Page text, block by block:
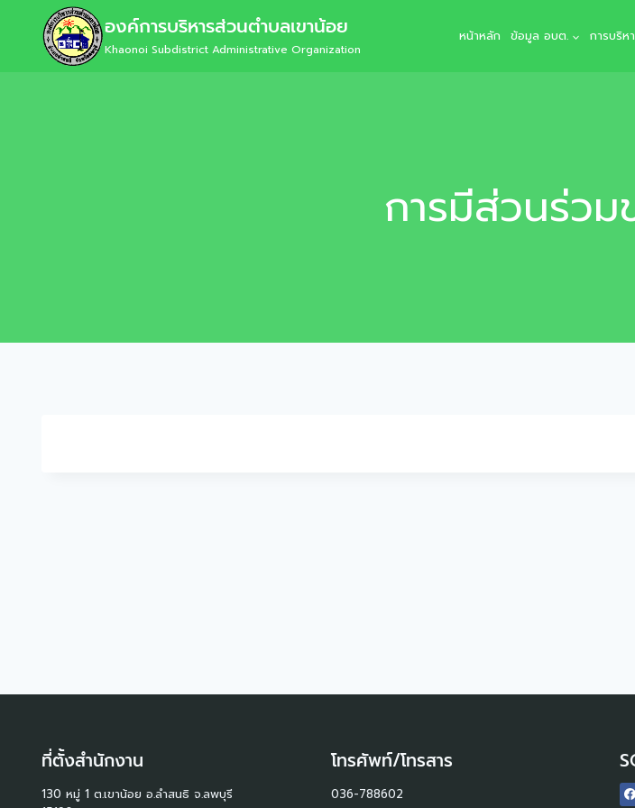
องค์การบริหารส่วนตำบลเขาน้อย
Khaonoi Subdistrict Administrative Organization
หน้าหลัก ข้อมูล อบต. การบริห
การมีส่วนร่วม
ที่ตั้งสำนักงาน
130 หมู่ 1 ต.เขาน้อย อ.ลำสนธิ จ.ลพบุรี
โทรศัพท์/โทรสาร
036-788602